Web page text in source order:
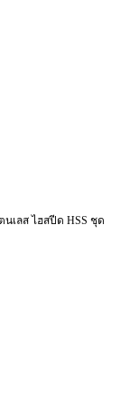
เลส ไฮสปีด HSS ชุด